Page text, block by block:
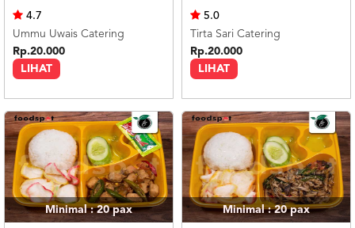
LIHAT
4.7
Ummu Uwais Catering
Rp.20.000
LIHAT
5.0
Tirta Sari Catering
Rp.20.000
Minimal : 20pax Minimal : 20pax